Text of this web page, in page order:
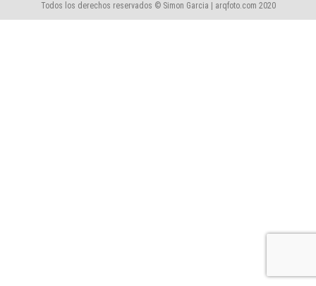
Todos los derechos reservados © Simon Garcia | arqfoto.com 2020